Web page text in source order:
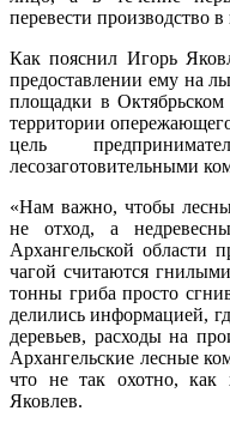
перевести производство
Как пояснил Игорь
предоставлении ему на
площадки в
территории
цель
лесозаготовительными
«Нам важно, чтобы
не отход, а
Архангельской области
чагой считаются
тонны гриба просто
делились информацией,
деревьев, расходы на
Архангельские лесные
что не так охотно, как
Яковлев.